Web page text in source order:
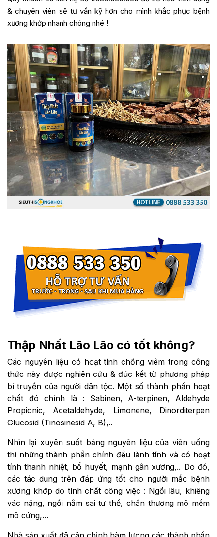
& chuyên viên sẽ tư vấn kỹ hơn cho mình khắc phục bệnh
xương khớp nhanh chóng nhé !
Thập Nhất Lão Lão có tốt không?
Các nguyên liệu có hoạt tính chống viêm trong công
thức này được nghiên cứu & đúc kết từ phương pháp
bí truyền của người dân tộc. Một số thành phần hoạt
chất đó chính là : Sabinen, A-terpinen, Aldehyde
Propionic, Acetaldehyde, Limonene, Dinorditerpen
Glucosid (Tinosinesid A, B),..
Nhìn lại xuyên suốt bảng nguyên liệu của viên uống
thì những thành phần chính đều lành tính và có hoạt
tính thanh nhiệt, bổ huyết, mạnh gân xương,.. Do đó,
các tác dụng trên đáp ứng tốt cho người mắc bệnh
xương khớp do tính chất công việc : Ngồi lâu, khiêng
vác nặng, ngồi nằm sai tư thế, chấn thương mô mềm
mô cứng,…